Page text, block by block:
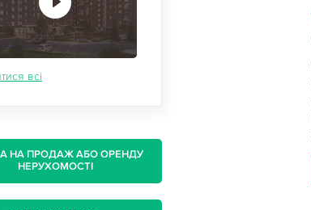
всі
НА ПРОДАЖ АБО ОРЕНДУ
НЕРУХОМОСТІ